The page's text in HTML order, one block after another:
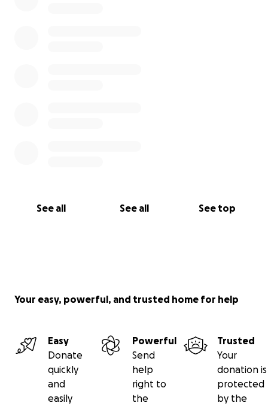
See all See all See top
Your easy, powerful, and trusted home for help
Easy
Donate
quickly
and
easily
Powerful
Send
help
right to
the
Trusted
Your
donation is
protected
by the